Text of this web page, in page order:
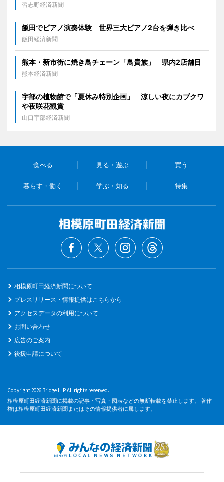
習志野経済新聞
飯田でピアノ演奏体験 世界三大ピアノ2台を弾き比べ
飯田経済新聞
熊本・新市街に焼き鳥チェーン「鳥貴族」 県内2店舗目
熊本経済新聞
宇部の植物館で「夏休み特別企画」 涼しい夜にカブクワ
や夜咲花観賞
山口宇部経済新聞
食べる 見る・遊ぶ 買う
暮らす・働く 学ぶ・知る 特集
相模原町田経済新聞について
プレスリリース・情報提供はこちらから
アクセスデータの利用について
お問い合わせ
広告のご案内
後援申請について
Copyright 2026 Bridge LLP All rights reserved.
相模原町田経済新聞に掲載の記事・写真・図表などの無断転載を禁止します。 著作
権は相模原町田経済新聞またはその情報提供者に属します。